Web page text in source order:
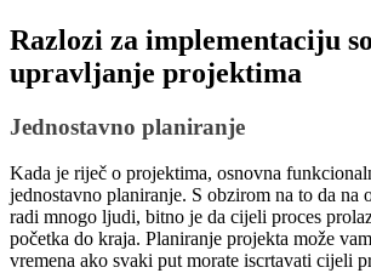
Razlozi za implementaciju
upravljanje projektima
Jednostavno planiranje
Kada je riječ o projektima, osnovna
jednostavno planiranje. S obzirom na to da na
radi mnogo ljudi, bitno je da cijeli proces
početka do kraja. Planiranje projekta može
vremena ako svaki put morate iscrtavati cijeli